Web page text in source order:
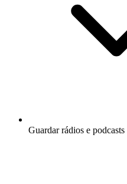
Guardar rádios e